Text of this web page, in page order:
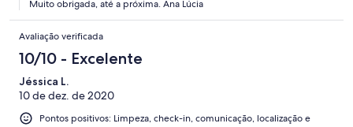
Muito obrigada, até a próxima. Ana Lúcia
Avaliação verificada
10/10 - Excelente
Jéssica L.
10 de dez. de 2020
Pontos positivos: Limpeza, check-in, comunicação, localização e